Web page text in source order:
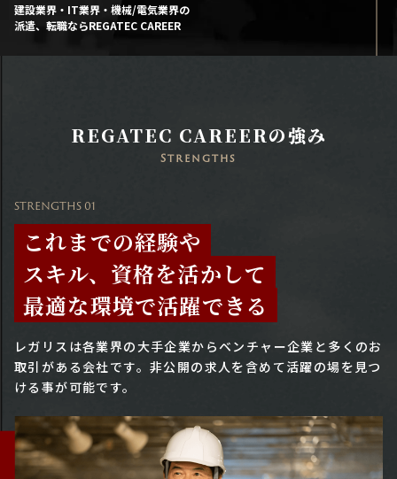
建設業界・IT業界・機械/電気業界の
派遣、転職ならREGATEC CAREER
REGATEC CAREERの強み
Strengths
STRENGTHS 01
これまでの経験や
スキル、資格を活かして
最適な環境で活躍できる
レガリスは各業界の大手企業からベンチャー企業と多くのお
取引がある会社です。 非公開の求人を含めて活躍の場を見つ
ける事が可能です。